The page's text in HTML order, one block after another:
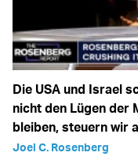
Die USA und Israel
nicht den Lügen der
bleiben, steuern wir
Joel C. Rosenberg